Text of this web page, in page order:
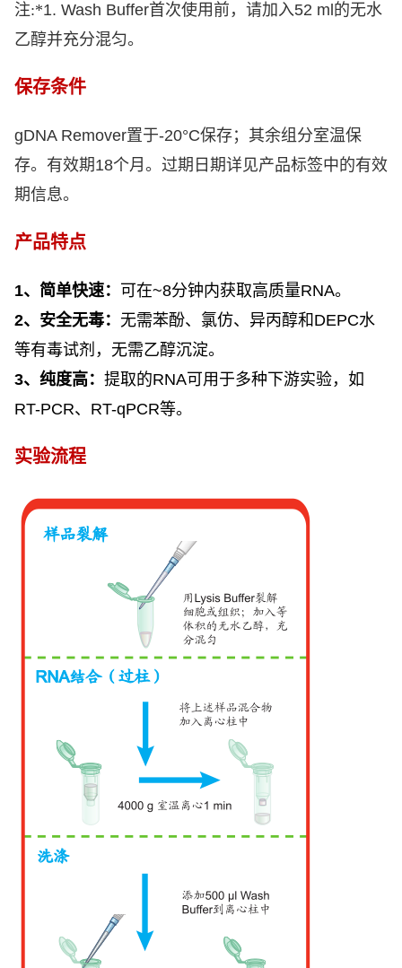
注:*1. Wash Buffer首次使用前，请加入52 ml 的无水
乙醇并充分混匀。
保存条件
gDNA Remover置于-20°C保存；其余组分室温保
存。有效期18个月。过期日期详见产品标签中的有效
期信息。
产品特点
1、 简单快速： 可在~8分钟内获取高质量RNA。
2、 安全无毒： 无需苯酚、氯仿、异丙醇和 DEPC水
等有毒试剂，无需乙醇沉淀。
3、 纯度高： 提取的RNA可用于多种下游实验，如
RT-PCR、RT-qPCR等。
实验流程